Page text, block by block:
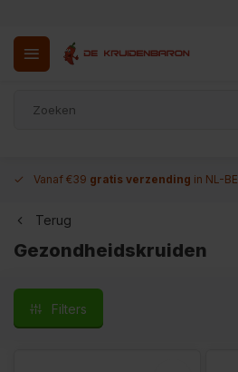
Vanaf €39 gratis verzending in NL-BE
Terug
Gezondheidskruiden
Filters